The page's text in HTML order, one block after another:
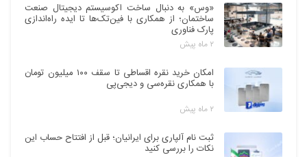
«وس» به دنبال ساخت اکوسیستم دیجیتال صنعت
ساختمان؛ از همکاری با فین‌تک‌ها تا ایده راه‌اندازی
پارک فناوری
۲ ماه پیش
امکان خرید نقره اقساطی تا سقف ۱۰۰ میلیون تومان
با همکاری نقره‌سی و دیجی‌پی
۲ ماه پیش
ثبت نام آلپاری برای ایرانیان؛ قبل از افتتاح حساب این
نکات را بررسی کنید